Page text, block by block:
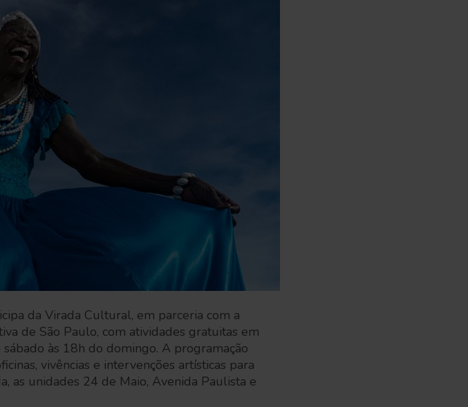
da Virada Cultural, em parceria com a
de São Paulo, com atividades gratuitas em
às 18h do domingo. A programação
vivências e intervenções artísticas para
as unidades 24 de Maio, Avenida Paulista e